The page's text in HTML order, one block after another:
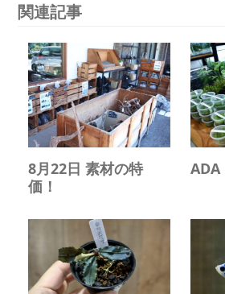
関連記事
8月22日 素材の特
価！
ADA